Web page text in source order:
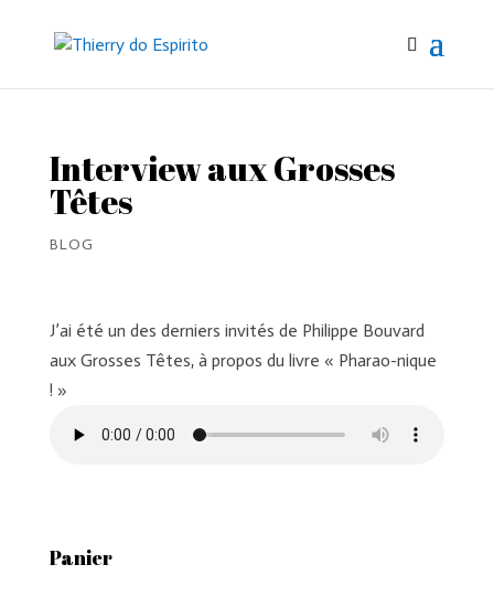
Interview aux Grosses
Têtes
BLOG
J’ai été un des derniers invités de Philippe Bouvard
aux Grosses Têtes, à propos du livre « Pharao-nique
! »
Panier